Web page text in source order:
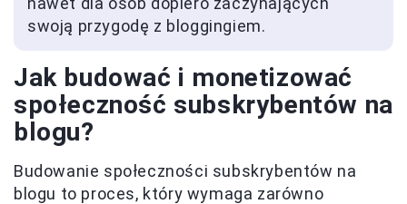
swoją przygodę z bloggingiem.
Jak budować i monetizować
społeczność subskrybentów na
blogu?
Budowanie społeczności subskrybentów na
blogu to proces, który wymaga zarówno